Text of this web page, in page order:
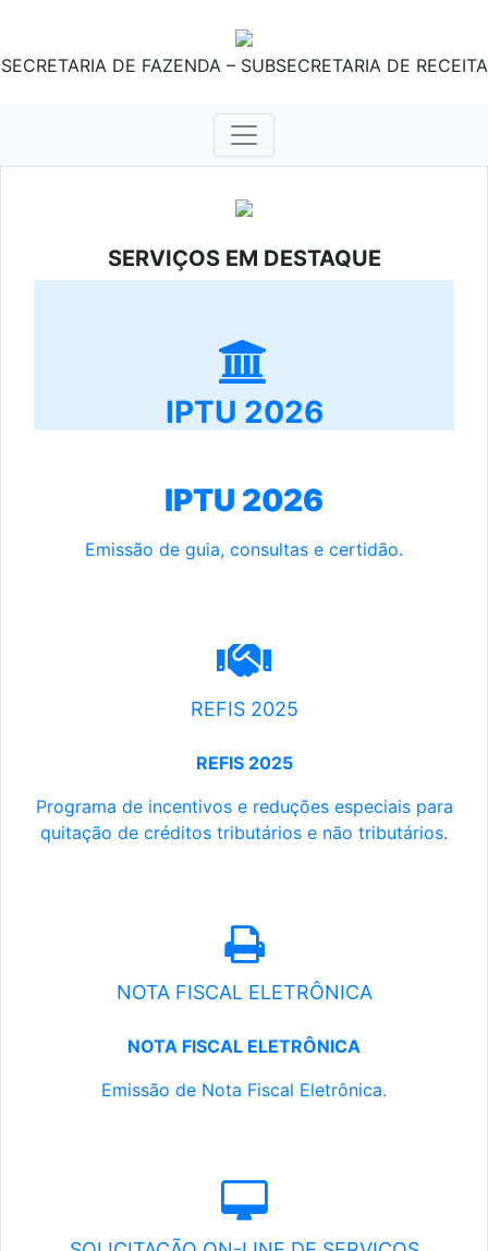
SECRETARIA DE FAZENDA – SUBSECRETARIA DE RECEITA
SERVIÇOS EM DESTAQUE
IPTU 2026
IPTU 2026
Emissão de guia, consultas e certidão.
REFIS 2025
REFIS 2025
Programa de incentivos e reduções especiais para
quitação de créditos tributários e não tributários.
NOTA FISCAL ELETRÔNICA
NOTA FISCAL ELETRÔNICA
Emissão de Nota Fiscal Eletrônica.